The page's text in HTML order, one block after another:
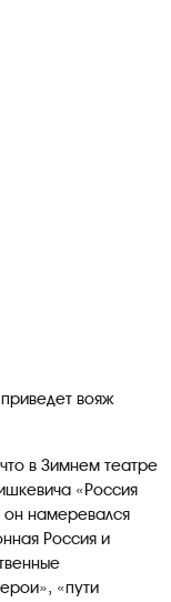
вояж
в Зимнем театре
«Россия
он намеревался
Россия и
«пути